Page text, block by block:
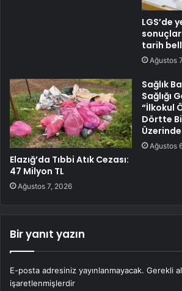
LGS’de
tarih
Ağustos
Elazığ’da Tıbbi Atık Cezası:
47 Milyon TL
Ağustos 7, 2026
Sağlık
Sağlığı
“İlkokul
Dörtte
Ağustos
Bir yanıt yazın
E-posta adresiniz yayınlanmayacak. Gerekli
işaretlenmişlerdir